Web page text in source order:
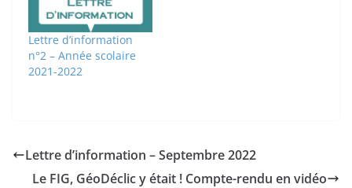
Lettre d’information
n°2 – Année scolaire
2021-2022
Lettre d’information – Septembre 2022
Le FIG, GéoDéclic y était ! Compte-rendu en vidéo